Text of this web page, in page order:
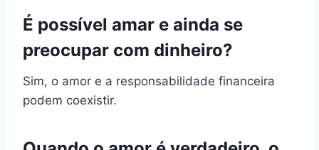
É possível amar e ainda se
preocupar com dinheiro?
Sim, o amor e a responsabilidade financeira
podem coexistir.